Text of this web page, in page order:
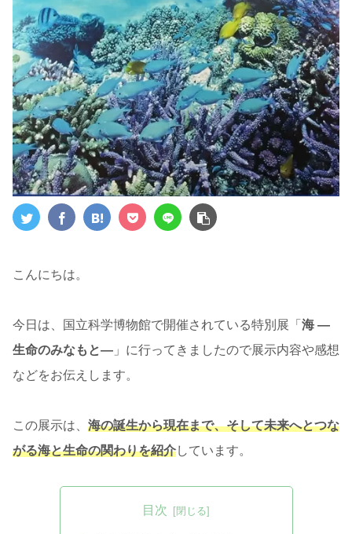
こんにちは。
今日は、国立科学博物館で開催されている特別展「 海 —
生命のみなもと— 」に行ってきましたので展示内容や感想
などをお伝えします。
この展示は、 海の誕生から現在まで、そして未来へとつな
がる海と生命の関わりを紹介しています。
目次